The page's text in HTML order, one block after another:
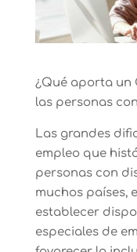
¿Qué aporta un
las personas
Las grandes
empleo que
personas con
muchos países,
establecer
especiales de